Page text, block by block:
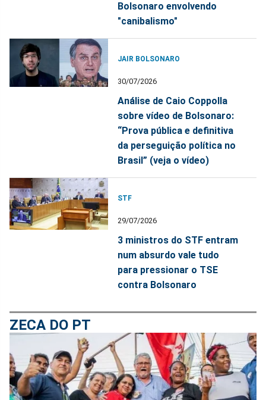
Bolsonaro envolvendo
"canibalismo"
JAIR BOLSONARO
30/07/2026
Análise de Caio Coppolla
sobre vídeo de Bolsonaro:
“Prova pública e definitiva
da perseguição política no
Brasil” (veja o vídeo)
STF
29/07/2026
3 ministros do STF entram
num absurdo vale tudo
para pressionar o TSE
contra Bolsonaro
ZECA DO PT